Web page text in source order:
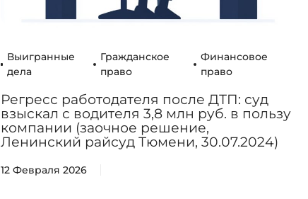
Выигранные
дела
Гражданское
право
Финансовое
право
Регресс работодателя после ДТП: суд
взыскал с водителя 3,8 млн руб. в пользу
компании (заочное решение,
Ленинский райсуд Тюмени, 30.07.2024)
12 Февраля 2026